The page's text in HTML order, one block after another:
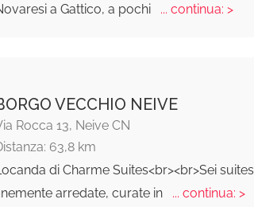
a Gattico, a pochi
... continua: >
VECCHIO NEIVE
Rocca 13, Neive CN
63,8 km
di Charme Suites<br><br>Sei suites
arredate, curate in
... continua: >